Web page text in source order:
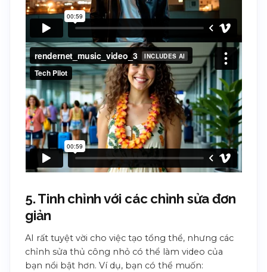
5. Tinh chỉnh với các chỉnh sửa đơn
giản
AI rất tuyệt vời cho việc tạo tổng thể, nhưng các
chỉnh sửa thủ công nhỏ có thể làm video của
bạn nổi bật hơn. Ví dụ, bạn có thể muốn: